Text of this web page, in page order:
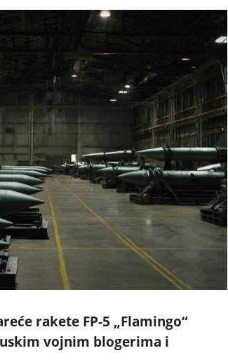
rakete FP-5 „Flamingo“
vojnim blogerima i